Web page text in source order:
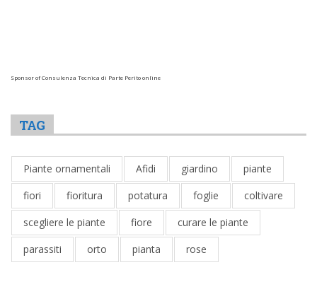
Sponsor of Consulenza Tecnica di Parte Perito online
TAG
Piante ornamentali Afidi giardino
piante
fiori
fioritura potatura foglie
coltivare
scegliere le piante
fiore
curare le piante
parassiti
orto pianta rose